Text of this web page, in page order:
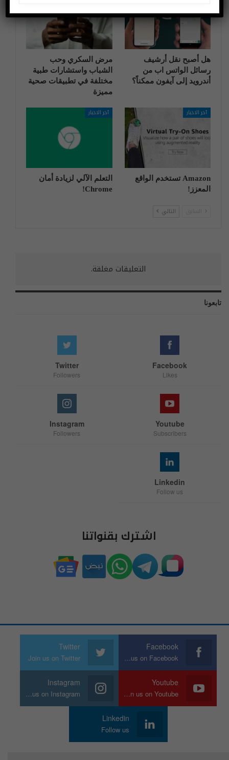
هل أصبح نقل أرشيف
رسائل الواتس اب من
أندرويد إلى آيفون ممكناً؟
مرض السكري وحب
الشباب واستشارات طبية
مختلفة في تطبيقات صحية
مميزة
آخر الاخبار
Amazon تستخدم الواقع
المعزز!
آخر الاخبار
التعلم الآلي لزيادة أمان
Chrome!
التالي
التعليقات مغلقة.
تابعونا
Facebook
Likes
Twitter
Followers
Youtube
Subscribers
Instagram
Followers
Linkedin
Follow us
اشترك بقنواتنا
Facebook
Join us on Facebook
Twitter
Join us on Twitter
Youtube
Join us on Youtube
Instagram
Join us on Instagram
Linkedin
Follow us